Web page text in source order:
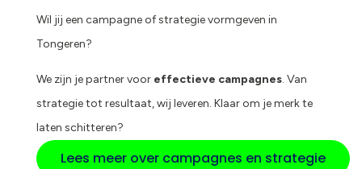
Wil jij een campagne of strategie vormgeven in
Tongeren?
We zijn je partner voor effectieve campagnes. Van
strategie tot resultaat, wij leveren. Klaar om je merk te
laten schitteren?
Lees meer over campagnes en strategie